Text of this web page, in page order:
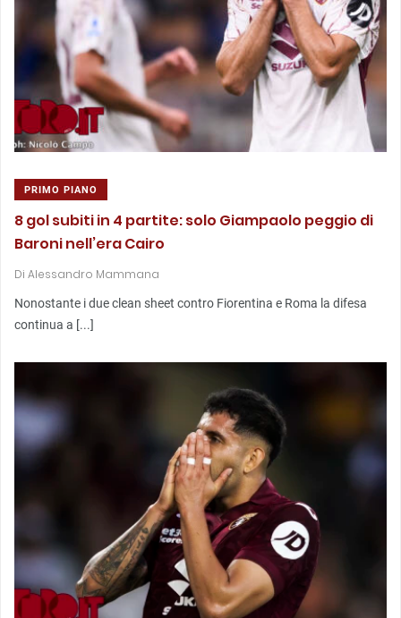
PRIMO PIANO
8 gol subiti in 4 partite: solo Giampaolo peggio di
Baroni nell’era Cairo
Di Alessandro Mammana
Nonostante i due clean sheet contro Fiorentina e Roma la difesa
continua a [...]